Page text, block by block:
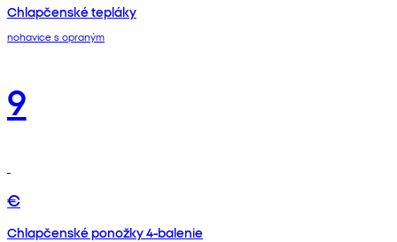
Chlapčenské tepláky
nohavice s opraným
9
€
Chlapčenské ponožky 4-balenie